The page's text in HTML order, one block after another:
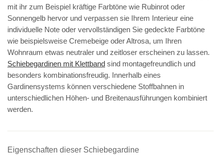
mit ihr zum Beispiel kräftige Farbtöne wie Rubinrot oder
Sonnengelb hervor und verpassen sie Ihrem Interieur eine
individuelle Note oder vervollständigen Sie gedeckte Farbtöne
wie beispielsweise Cremebeige oder Altrosa, um Ihren
Wohnraum etwas neutraler und zeitloser erscheinen zu lassen.
Schiebegardinen mit Klettband sind montagefreundlich und
besonders kombinationsfreudig. Innerhalb eines
Gardinensystems können verschiedene Stoffbahnen in
unterschiedlichen Höhen- und Breitenausführungen kombiniert
werden.
Eigenschaften dieser Schiebegardine